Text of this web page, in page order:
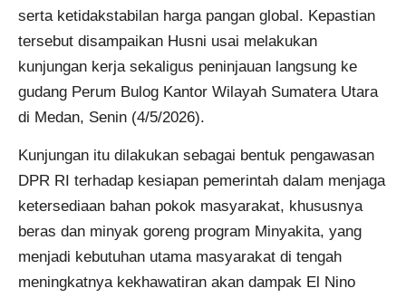
serta ketidakstabilan harga pangan global. Kepastian
tersebut disampaikan Husni usai melakukan
kunjungan kerja sekaligus peninjauan langsung ke
gudang Perum Bulog Kantor Wilayah Sumatera Utara
di Medan, Senin (4/5/2026).
Kunjungan itu dilakukan sebagai bentuk pengawasan
DPR RI terhadap kesiapan pemerintah dalam menjaga
ketersediaan bahan pokok masyarakat, khususnya
beras dan minyak goreng program Minyakita, yang
menjadi kebutuhan utama masyarakat di tengah
meningkatnya kekhawatiran akan dampak El Nino